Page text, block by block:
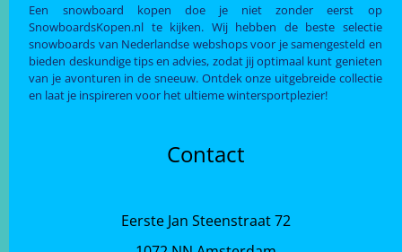
Een snowboard kopen doe je niet zonder eerst op
SnowboardsKopen.nl te kijken. Wij hebben de beste selectie
snowboards van Nederlandse webshops voor je samengesteld en
bieden deskundige tips en advies, zodat jij optimaal kunt genieten
van je avonturen in de sneeuw. Ontdek onze uitgebreide collectie
en laat je inspireren voor het ultieme wintersportplezier!
Contact
Eerste Jan Steenstraat 72